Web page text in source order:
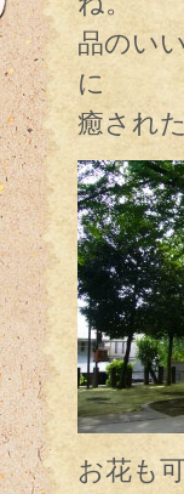
品のい
に
癒され
お花も